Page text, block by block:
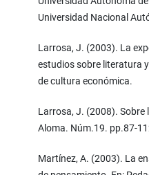
Universidad Nacional
Larrosa, J. (2003). La
estudios sobre literatura
de cultura económica.
Larrosa, J. (2008). Sobre
Aloma. Núm.19. pp.87-
Martínez, A. (2003). La